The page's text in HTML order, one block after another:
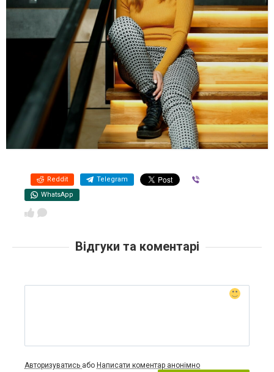
Reddit Telegram
WhatsApp
Відгуки та коментарі
Авторизуватись або Написати коментар анонімно